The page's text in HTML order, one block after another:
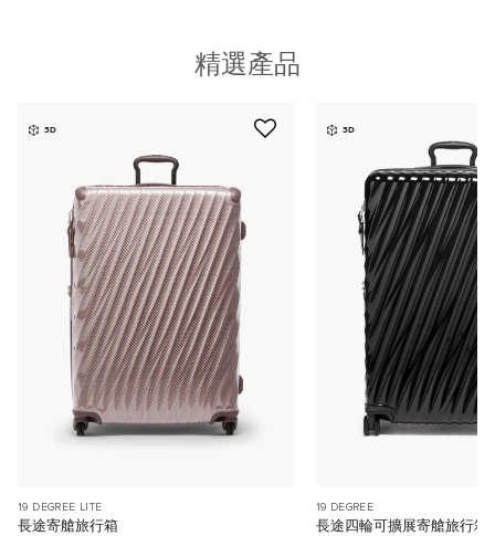
精選產品
3D
19 DEGREE LITE
長途寄艙旅行箱
3D
19 DEGREE
長途四輪可擴展寄艙旅行箱